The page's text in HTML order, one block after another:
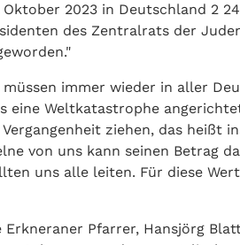
Oktober 2023 in Deutschland 2
des Zentralrats der
immer wieder in aller
eine Weltkatastrophe
ziehen, das heißt
von uns kann seinen Betrag
uns alle leiten. Für diese
Pfarrer, Hansjörg